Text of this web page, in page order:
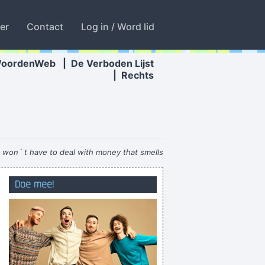
Contact Log in / Word lid
De Verboden Lijst
Rechts
t have to deal with money that smells
funny~ Moby
pierde timpul într-un mod util
ik heb één konthaar te veel
Gazondabbertje
eerst aan de kop te rotten, de rest volgt.
duffel was toen nog ´n bruisende stad
Doe mee!